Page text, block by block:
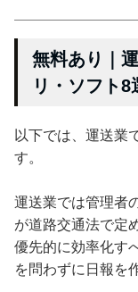
無料あり｜
リ・ソフト8
以下では、運送業
す。
運送業では管理者
が道路交通法で定
優先的に効率化す
を問わずに日報を